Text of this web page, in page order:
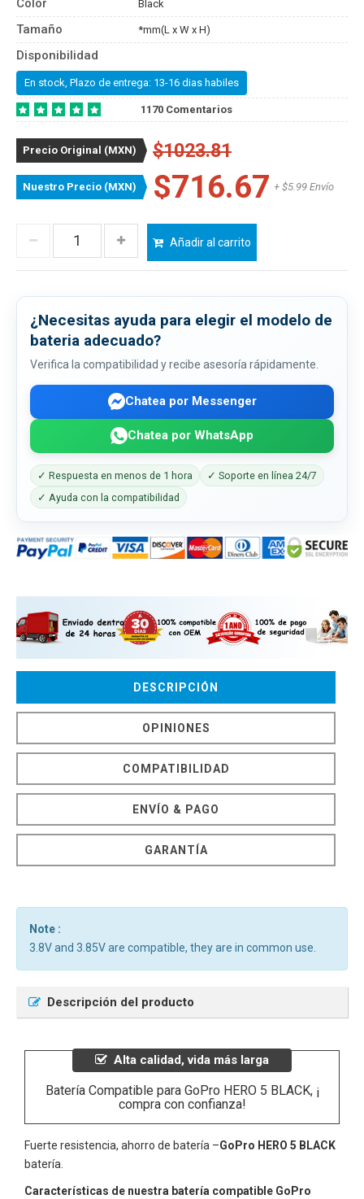
Black
Tamaño *mm(L x W x H)
Disponibilidad
En stock, Plazo de entrega: 13-16 dias habiles
1170 Comentarios
Precio Original (MXN) $1023.81
Nuestro Precio (MXN) $716.67 + $5.99 Envío
Añadir al carrito
¿Necesitas ayuda para elegir el modelo de
bateria adecuado?
Verifica la compatibilidad y recibe asesoría rápidamente.
Chatea por Messenger
Chatea por WhatsApp
✓ Respuesta en menos de 1 hora
✓ Soporte en línea 24/7
✓ Ayuda con la compatibilidad
DESCRIPCIÓN
OPINIONES
COMPATIBILIDAD
ENVÍO & PAGO
GARANTÍA
Note :
3.8V and 3.85V are compatible, they are in common use.
Descripción del producto
Alta calidad, vida más larga
Batería Compatible para GoPro HERO 5 BLACK, ¡
compra con confianza!
Fuerte resistencia, ahorro de batería –GoPro HERO 5 BLACK
batería.
Características de nuestra batería compatible GoPro